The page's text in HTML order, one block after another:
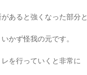
あると強くなった部分と
かず怪我の元です。
を行っていくと非常に